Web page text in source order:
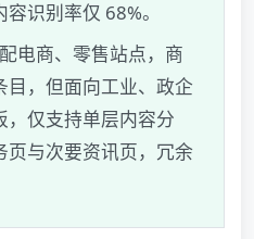
识别率仅 68%。
电商、零售站点，商
目，但面向工业、政企
，仅支持单层内容分
页与次要资讯页，冗余